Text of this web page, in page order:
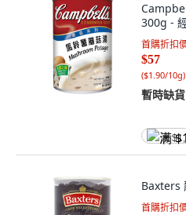
300g -
首購折扣
$57
($1.90/10g)
暫時缺貨
满
Baxters
首購折扣